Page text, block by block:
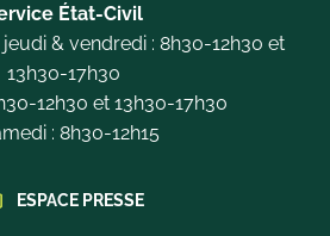
État-Civil
& vendredi : 8h30-12h30 et
13h30-17h30
12h30 et 13h30-17h30
: 8h30-12h15
ESPACE PRESSE